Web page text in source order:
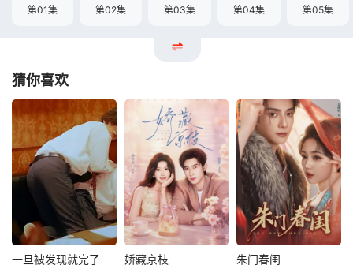
第01集 第02集 第03集 第04集 第05集
猜你喜欢
一旦被发现就完了 娇藏京枝 朱门春闺